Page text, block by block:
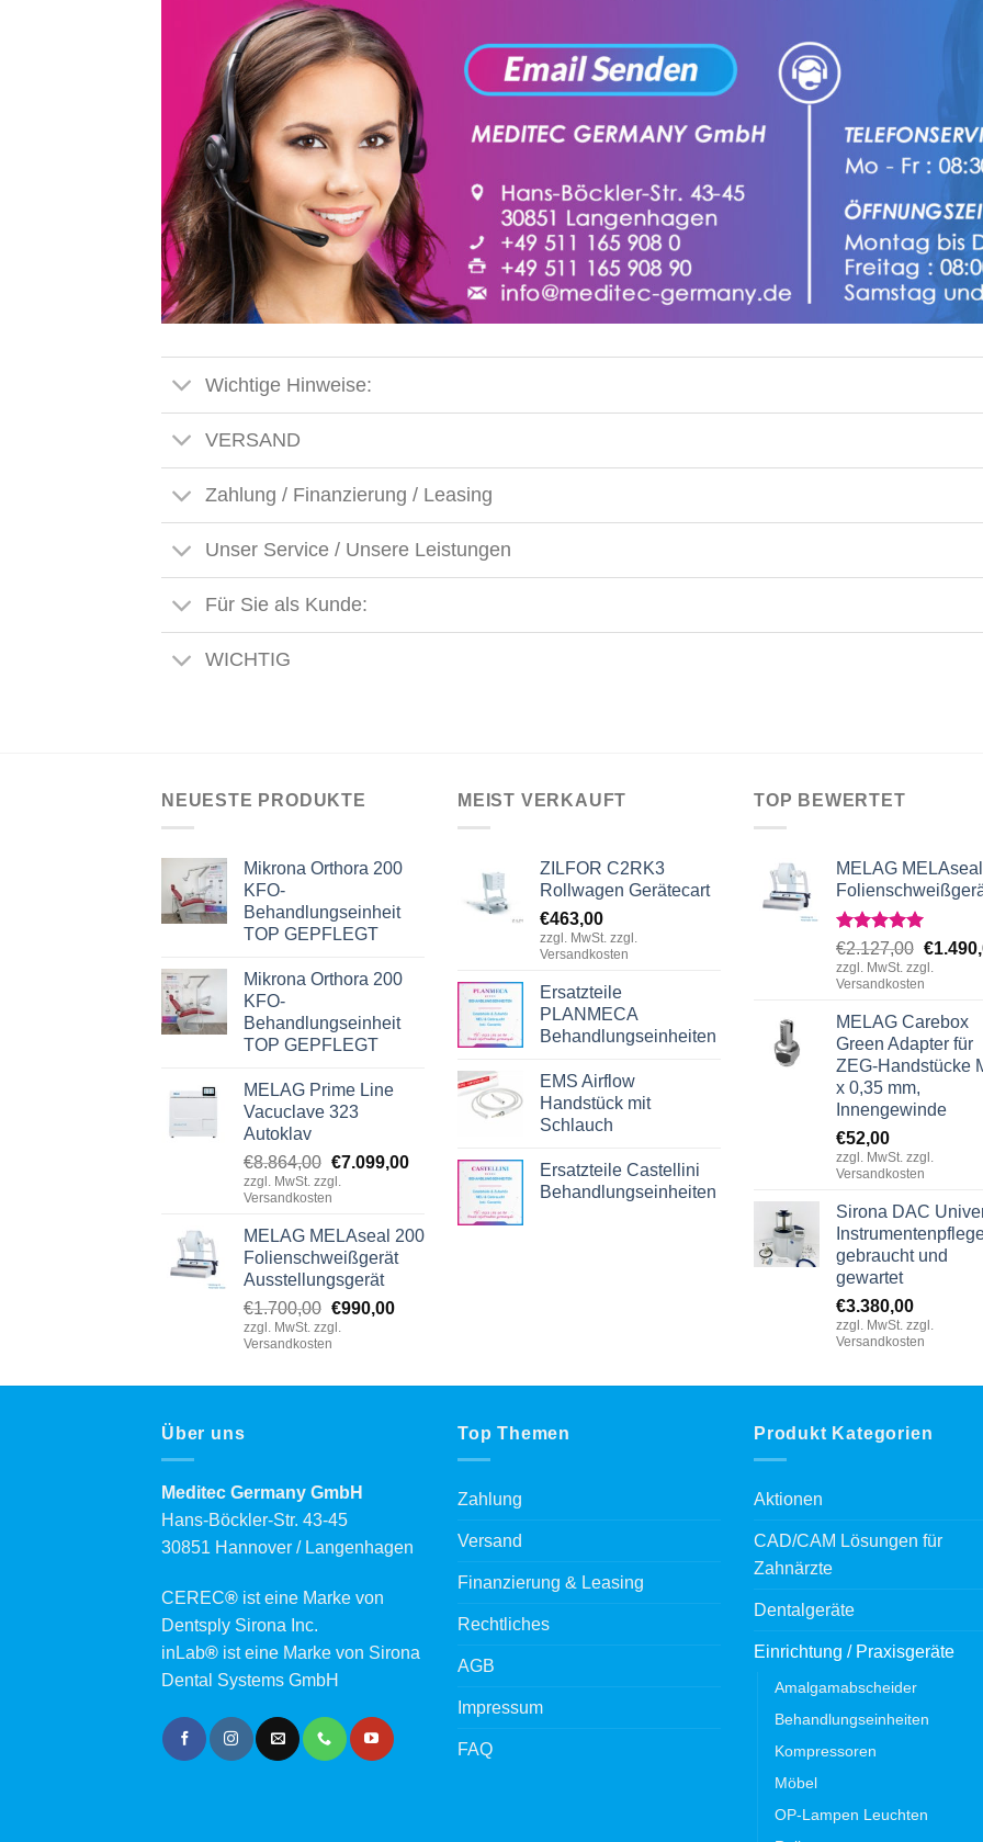
Wichtige Hinweise:
VERSAND
Zahlung / Finanzierung / Leasing
Unser Service / Unsere Leistungen
Für Sie als Kunde:
WICHTIG
NEUESTE PRODUKTE
Mikrona Orthora 200
KFO-
Behandlungseinheit
TOP GEPFLEGT
Mikrona Orthora 200
KFO-
Behandlungseinheit
TOP GEPFLEGT
MELAG Prime Line
Vacuclave 323
Autoklav
€8.864,00 Original
price
was:
€8.864,00.
€7.099,00Current
€7.099,00.
zzgl. MwSt. zzgl.
Versandkosten
MELAG MELAseal 200
Folienschweißgerät
Ausstellungsgerät
€1.700,00 Original
price
was:
€990,00Current
zzgl. MwSt. zzgl.
Versandkosten
MEIST VERKAUFT
ZILFOR C2RK3
Rollwagen Gerätecart
€463,00
zzgl. MwSt. zzgl.
Versandkosten
Ersatzteile
PLANMECA
Behandlungseinheiten
EMS Airflow
Handstück mit
Schlauch
Ersatzteile Castellini
Behandlungseinheiten
TOP BEWERTET
MELAG
Rated5.00
out of 5
€2.127,00 Original
price
was:
€
zzgl. MwSt. zzgl.
Versandkosten
MELAG Carebox
Green Adapter für
ZEG-Handstücke
x 0,35 mm,
Innengewinde
€52,00
zzgl. MwSt. zzgl.
Versandkosten
Sirona DAC
gebraucht und
gewartet
€3.380,00
zzgl. MwSt. zzgl.
Versandkosten
Über uns
Meditec Germany GmbH
Hans-Böckler-Str. 43-45
30851 Hannover / Langenhagen
CEREC® ist eine Marke von
Dentsply Sirona Inc.
inLab® ist eine Marke von Sirona
Dental Systems GmbH
Top Themen
Zahlung
Versand
Finanzierung & Leasing
Rechtliches
AGB
Impressum
FAQ
Produkt Kategorien
Aktionen
CAD/CAM Lösungen für
Zahnärzte
Dentalgeräte
Einrichtung / Praxisgeräte
Amalgamabscheider
Behandlungseinheiten
Kompressoren
Möbel
OP-Lampen Leuchten